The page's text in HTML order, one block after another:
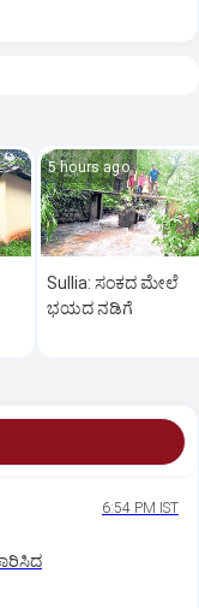
5 hours ago
Sullia: ಸಂಕದ ಮೇಲೆ
ಭಯದ ನಡಿಗೆ
6:54 PM IST